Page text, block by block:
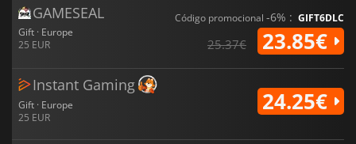
GAMESEAL
Gift · Europe
25 EUR
Código promocional -6% : GIFT6DLC
25.37€ 23.85€
Instant Gaming
Gift · Europe
25 EUR
24.25€